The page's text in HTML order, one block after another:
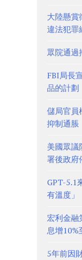
大陸懸賞
違法犯罪
眾院通過
FBI局長
品的計劃
儲局官
抑制通脹
美國眾
署後政府
GPT-5.1
有溫度」
宏利金
息增10%
5年前因